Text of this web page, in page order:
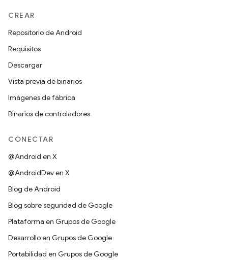
CREAR
Repositorio de Android
Requisitos
Descargar
Vista previa de binarios
Imágenes de fábrica
Binarios de controladores
CONECTAR
@Android en X
@AndroidDev en X
Blog de Android
Blog sobre seguridad de Google
Plataforma en Grupos de Google
Desarrollo en Grupos de Google
Portabilidad en Grupos de Google